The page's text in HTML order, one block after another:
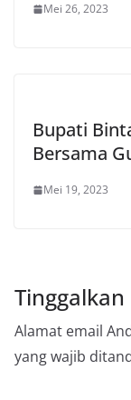
Mei 26, 2023
Bupati
Bersama
Mei 19, 2023
Tinggalkan
Alamat email
yang wajib